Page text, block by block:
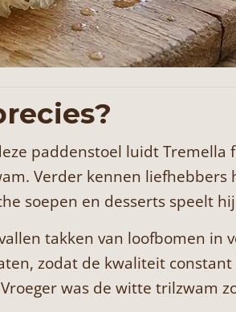
paddenstoel luidt
Verder kennen liefhebbers
soepen en desserts speelt
takken van loofbomen
zodat de kwaliteit
was de witte trilzwam